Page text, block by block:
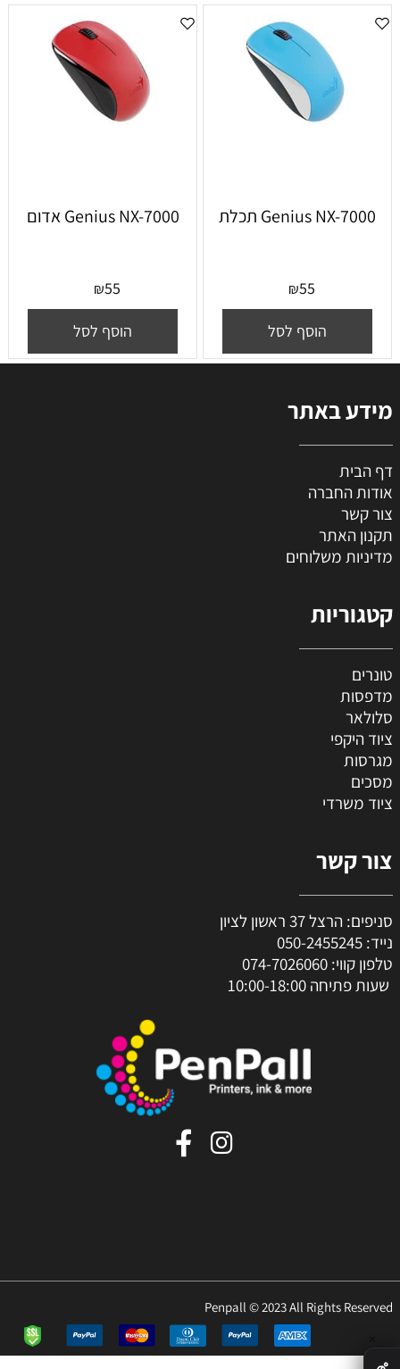
Genius NX-7000 תכלת
₪55
הוסף לסל
Genius NX-7000 אדום
₪55
הוסף לסל
מידע באתר
דף הבית
אודות החברה
צור קשר
תקנון האתר
מדיניות משלוחים
קטגוריות
טונרים
מדפסות
סלולאר
ציוד היקפי
מגרסות
מסכים
ציוד משרדי
צור קשר
סניפים: הרצל 37 ראשון לציון
נייד: 050-2455245
טלפון קווי: 074-7026060
שעות פתיחה 10:00-18:00
Penpall © 2023 All Rights Reserved